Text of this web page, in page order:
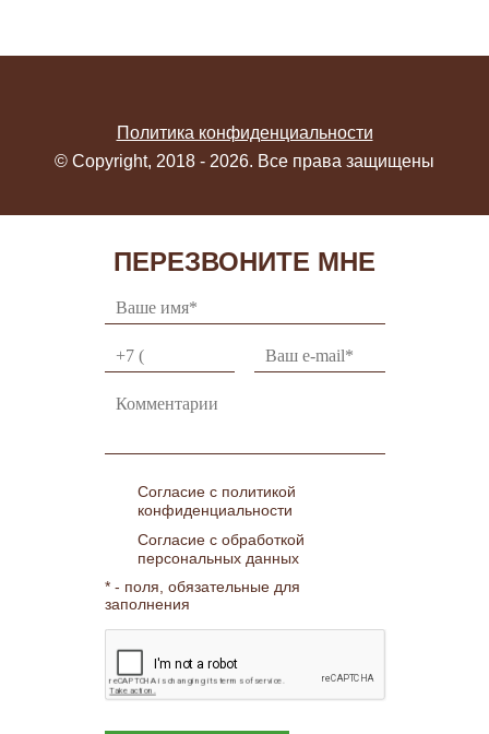
Политика конфиденциальности
© Copyright, 2018 - 2026. Все права защищены
ПЕРЕЗВОНИТЕ МНЕ
Согласие с политикой
конфиденциальности
Согласие с обработкой
персональных данных
* - поля, обязательные для
заполнения